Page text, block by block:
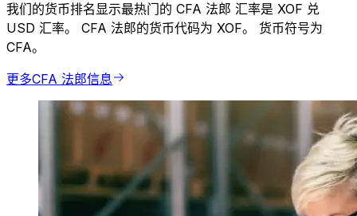
我们的货币排名显示最热门的 CFA 法郎 汇率是 XOF 兑
USD 汇率。 CFA 法郎的货币代码为 XOF。 货币符号为
CFA。
更多CFA 法郎信息